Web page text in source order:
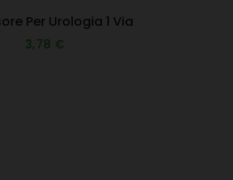
Per Urologia 1 Via
3,78 €